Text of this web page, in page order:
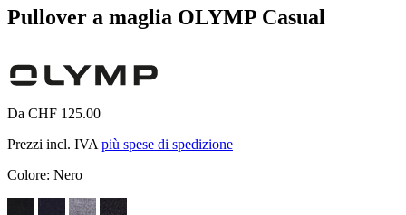
Pullover a maglia OLYMP Casual
Da CHF 125.00
Prezzi incl. IVA più spese di spedizione
Colore: Nero